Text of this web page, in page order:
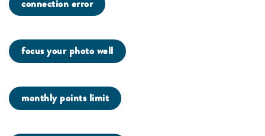
connection error
focus your photo well
monthly points limit